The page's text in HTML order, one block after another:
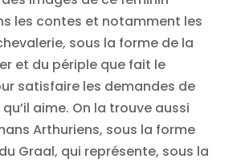
les contes et notamment les
sous la forme de la
et du périple que fait le
satisfaire les demandes de
aime. On la trouve aussi
Arthuriens, sous la forme
Graal, qui représente, sous la